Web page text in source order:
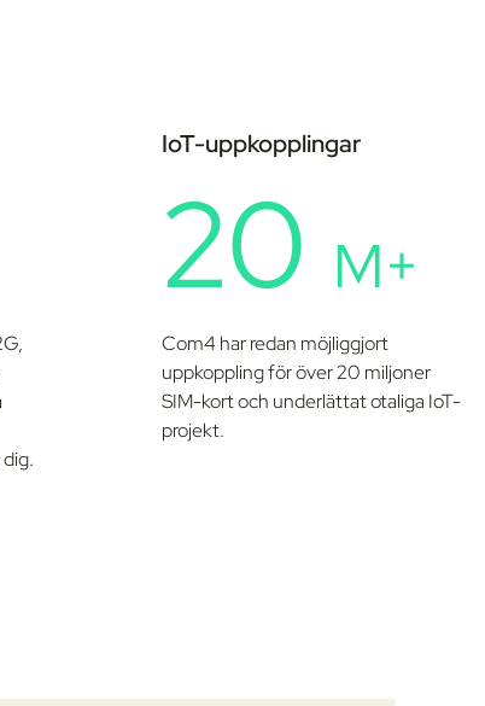
IoT-uppkopplingar
20 M+
Com4 har redan möjliggjort
uppkoppling för över 20 miljoner
SIM-kort och underlättat otaliga IoT-
projekt.